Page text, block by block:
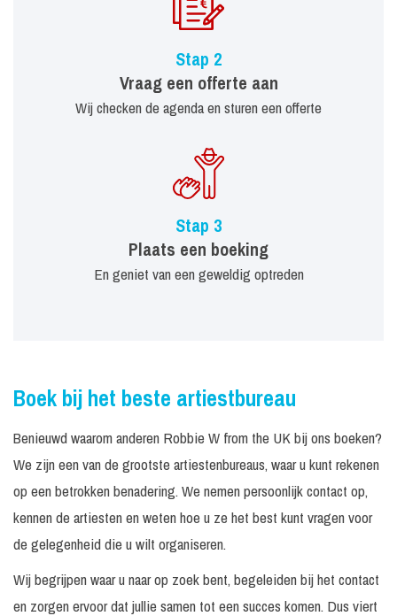
Stap 2
Vraag een offerte aan
Wij checken de agenda en sturen een offerte
Stap 3
Plaats een boeking
En geniet van een geweldig optreden
Boek bij het beste artiestbureau
Benieuwd waarom anderen Robbie W from the UK bij ons boeken?
We zijn een van de grootste artiestenbureaus, waar u kunt rekenen
op een betrokken benadering. We nemen persoonlijk contact op,
kennen de artiesten en weten hoe u ze het best kunt vragen voor
de gelegenheid die u wilt organiseren.
Wij begrijpen waar u naar op zoek bent, begeleiden bij het contact
en zorgen ervoor dat jullie samen tot een succes komen. Dus viert